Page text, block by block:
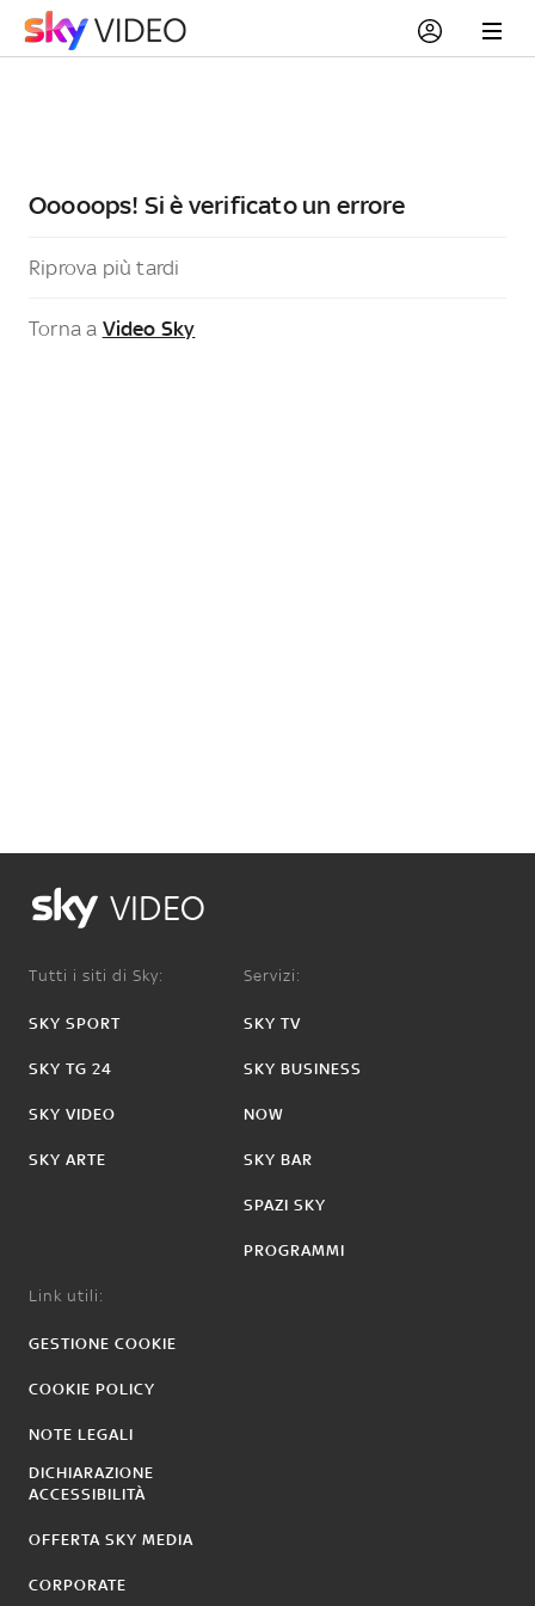
Ooooops! Si è verificato un errore
Riprova più tardi
Torna a Video Sky
VIDEO
Tutti i siti di Sky:
SKY SPORT
SKY TG 24
SKY VIDEO
SKY ARTE
Servizi:
SKY TV
SKY BUSINESS
NOW
SKY BAR
SPAZI SKY
PROGRAMMI
Link utili:
GESTIONE COOKIE
COOKIE POLICY
NOTE LEGALI
DICHIARAZIONE
ACCESSIBILITÀ
OFFERTA SKY MEDIA
CORPORATE